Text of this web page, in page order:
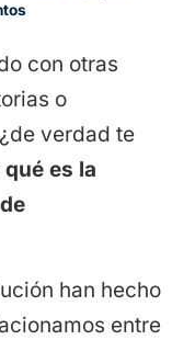
con otras
o
verdad te
qué es la
han hecho
entre